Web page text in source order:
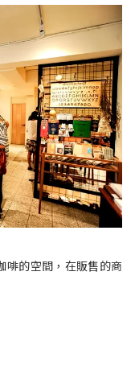
啡的空間，在販售的商